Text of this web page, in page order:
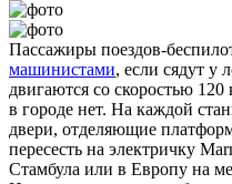
Пассажиры поездов-
машинистами, если сядут у
двигаются со скоростью
в городе нет. На каждой
двери, отделяющие
пересесть на электричку
Стамбула или в Европу на